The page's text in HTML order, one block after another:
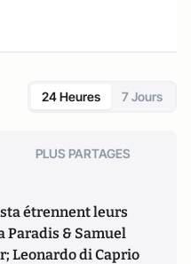
entre amis
son succès. (Voir
24 Heures 7 Jours
PLUS PARTAGES
étrennent leurs
Paradis & Samuel
Leonardo di Caprio